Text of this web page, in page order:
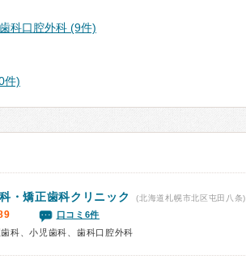
科口腔外科 (9件)
件)
・矯正歯科クリニック (北海道札幌市北区屯田八条)
口コミ6件
科、小児歯科、歯科口腔外科